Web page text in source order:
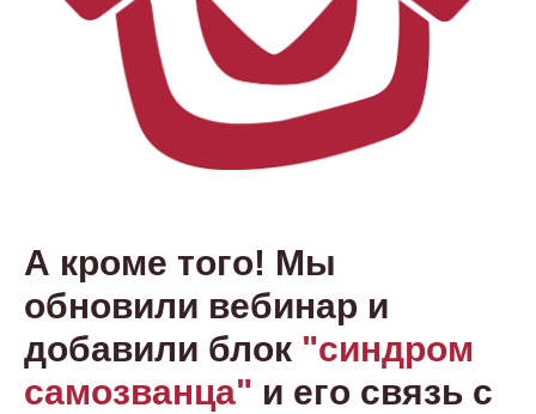
А кроме того! Мы
обновили вебинар и
добавили блок "синдром
самозванца" и его связь с